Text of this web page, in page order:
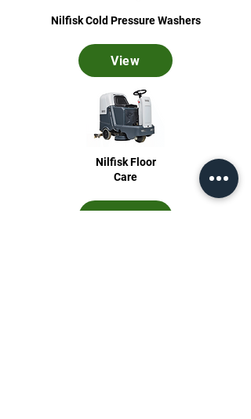
Nilfisk Cold Pressure Washers
View
Nilfisk Floor
Care